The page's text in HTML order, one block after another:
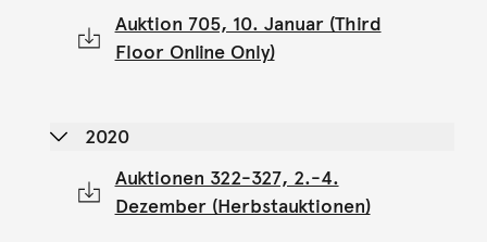
Auktion 705, 10. Januar (Third
Floor Online Only)
2020
Auktionen 322-327, 2.-4.
Dezember (Herbstauktionen)